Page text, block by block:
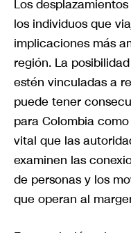
Los
los individuos que
implicaciones más
región. La
estén vinculadas a
puede tener
para Colombia
vital que las
examinen las
de personas y los
que operan al